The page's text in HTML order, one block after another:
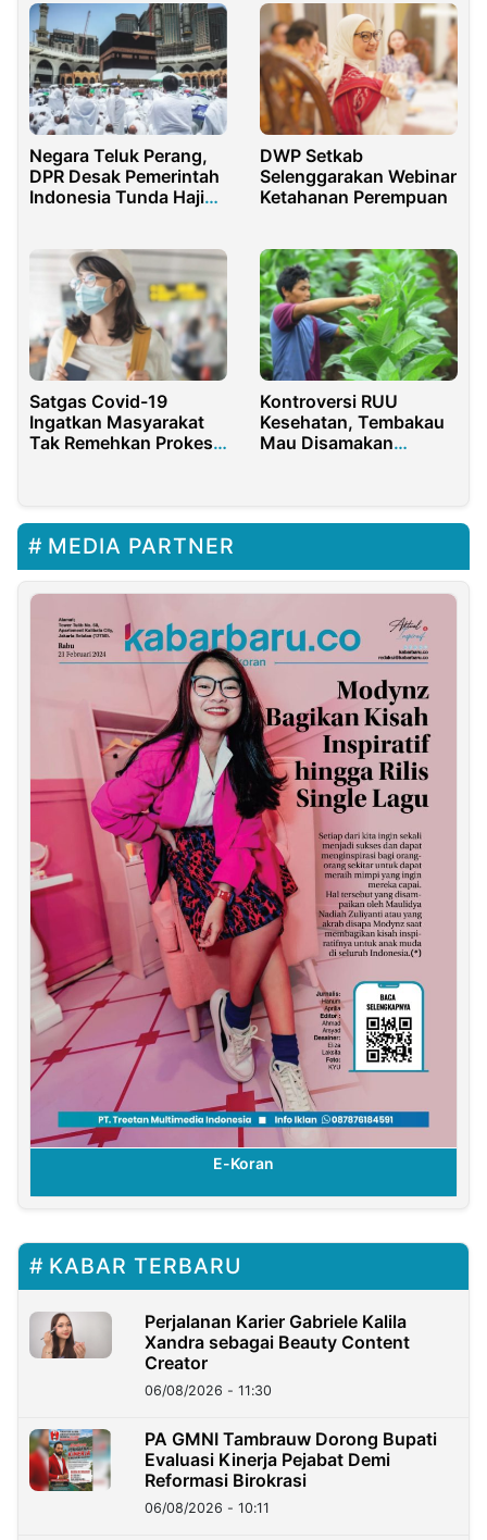
Bertema
Negara Teluk Perang,
DPR Desak Pemerintah
Indonesia Tunda Haji
DWP Setkab
Selenggarakan Webinar
Ketahanan Perempuan
Satgas Covid-19
Ingatkan Masyarakat
Tak Remehkan Prokes
Kontroversi RUU
Kesehatan, Tembakau
Mau Disamakan
MEDIA PARTNER
E-Koran
KABAR TERBARU
Perjalanan Karier Gabriele Kalila
Xandra sebagai Beauty Content
Creator
06/08/2026 - 11:30
PA GMNI Tambrauw Dorong Bupati
Evaluasi Kinerja Pejabat Demi
Reformasi Birokrasi
06/08/2026 - 10:11